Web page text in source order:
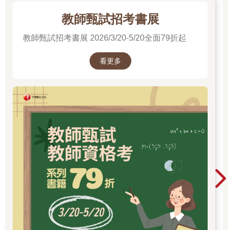
教師甄試招考書展
教師甄試招考書展 2026/3/20-5/20全面79折起
看更多